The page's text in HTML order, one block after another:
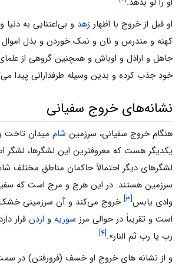
او قبل از خروج با اظهار زهد و بی‌اعتنایی به
کهنه و مندرس و نان و نمک خوردن و بذل اموال
جاهل و اراذل و اوباش و همچنین گروهی از
خود جذب کرده و بدین وسیله طرفدارانی پیدا
نشانه‌های خروج سفیانی
هنگام خروج سفیانی، سرزمین شام میدان تاخت
یکدیگر هست که معروفترین این لشگرها،
لشگرهای دیگر احتمالاً حاکمان مناطق مختلف
سرزمین هستند. در این هرج و مرج است که
وادی یابس[۳]
خروج می‌کند و آن سرزمینی
است و تقریباً در حوالی مرز سوریه و اردن قرار
رب یا رب ثم النار».[۴]
و از نشانه های خروج او خسف (فرورفتن) در